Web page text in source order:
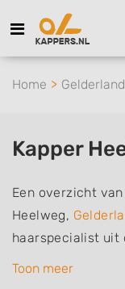
Home Gelderland
Kapper
Een overzicht
Heelweg,
haarspecialist uit
specialisaties of
Toon meer